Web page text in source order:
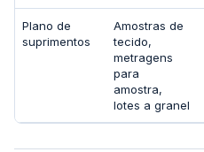
Plano de
suprimentos
Amostras de
tecido,
metragens
para
amostra,
lotes a granel